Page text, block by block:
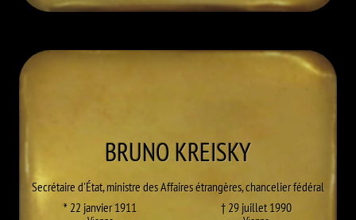
BRUNOKREISKY
Secrétaire d'État, ministre des Affaires étrangères, chancelier fédéral
* 22 janvier 1911
† 29 juillet 1990